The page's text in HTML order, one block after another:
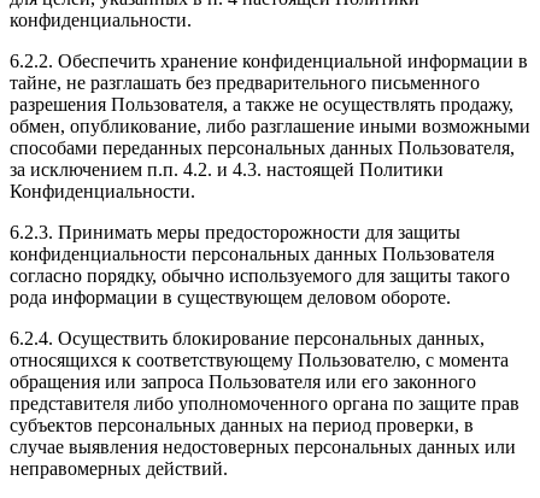
конфиденциальности.
6.2.2. Обеспечить хранение конфиденциальной информации в
тайне, не разглашать без предварительного письменного
разрешения Пользователя, а также не осуществлять продажу,
обмен, опубликование, либо разглашение иными возможными
способами переданных персональных данных Пользователя,
за исключением п.п. 4.2. и 4.3. настоящей Политики
Конфиденциальности.
6.2.3. Принимать меры предосторожности для защиты
конфиденциальности персональных данных Пользователя
согласно порядку, обычно используемого для защиты такого
рода информации в существующем деловом обороте.
6.2.4. Осуществить блокирование персональных данных,
относящихся к соответствующему Пользователю, с момента
обращения или запроса Пользователя или его законного
представителя либо уполномоченного органа по защите прав
субъектов персональных данных на период проверки, в
случае выявления недостоверных персональных данных или
неправомерных действий.